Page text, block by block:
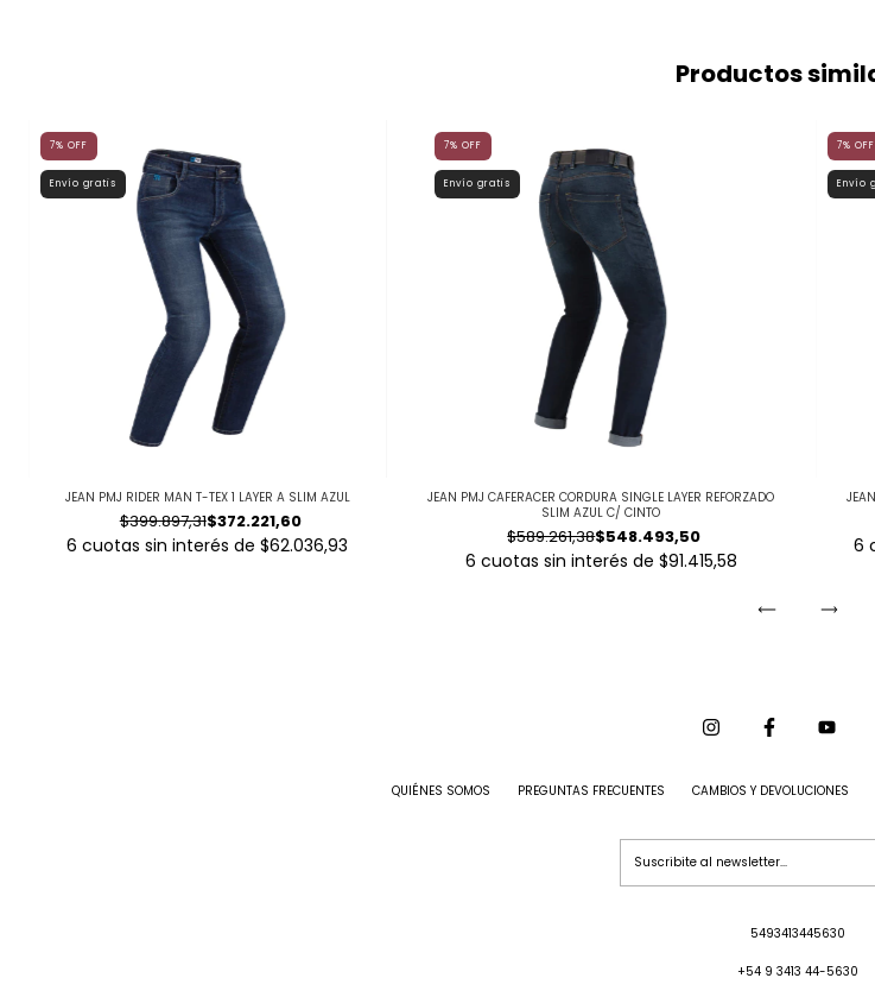
Productos
7% OFF
Envío gratis
JEAN PMJ RIDER MAN T-TEX 1 LAYER A SLIM AZUL
$372.221,60
$399.897,31
6 cuotas sin interés de$62.036,93
7% OFF
Envío gratis
JEAN PMJ CAFERACER CORDURA SINGLE LAYER REFORZADO
SLIM AZUL C/ CINTO
$548.493,50
$589.261,38
6 cuotas sin interés de $91.415,58
7% OFF
Envío
6
QUIÉNES SOMOS PREGUNTAS FRECUENTES CAMBIOS Y DEVOLUCIONES
5493413445630
+54 9 3413 44-5630